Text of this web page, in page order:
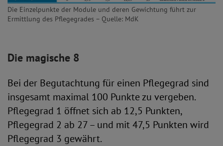
Die Einzelpunkte der Module und deren Gewichtung führt zur
Ermittlung des Pflegegrades – Quelle: MdK
Die magische 8
Bei der Begutachtung für einen Pflegegrad sind
insgesamt maximal 100 Punkte zu vergeben.
Pflegegrad 1 öffnet sich ab 12,5 Punkten,
Pflegegrad 2 ab 27 – und mit 47,5 Punkten wird
Pflegegrad 3 gewährt.